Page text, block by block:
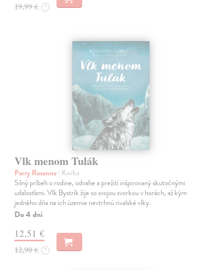
19,99 € ?
Vlk menom Tulák
Parry Rosanne | Kniha
Silný príbeh o rodine, odvahe a prežití inšpirovaný skutočnými
udalosťami. Vlk Bystrík žije so svojou svorkou v horách, až kým
jedného dňa na ich územie nevtrhnú rivalské vlky.
Do 4 dní
12,51 €
12,90 € ?